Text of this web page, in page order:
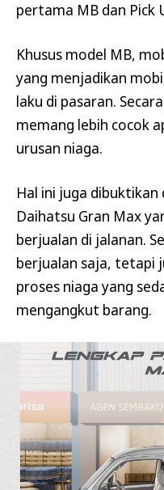
pertama MB dan Pick
Khusus model MB,
yang menjadikan
laku di pasaran.
memang lebih cocok
urusan niaga.
Hal ini juga
Daihatsu Gran Max
berjualan di jalanan.
berjualan saja, tetapi
proses niaga yang
mengangkut barang.